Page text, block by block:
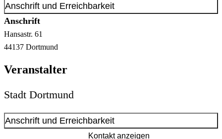
Anschrift und Erreichbarkeit
Anschrift
Hansastr. 61
44137 Dortmund
Veranstalter
Stadt Dortmund
Anschrift und Erreichbarkeit
Kontakt anzeigen